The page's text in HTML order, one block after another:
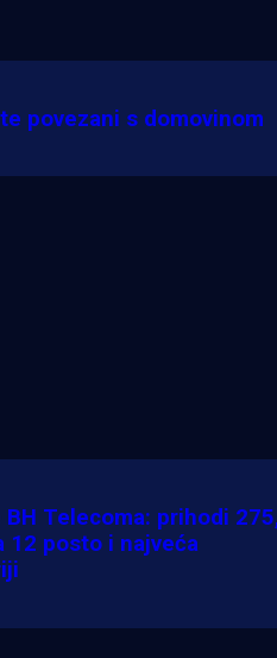
povezani s domovinom
Telecoma: prihodi
12 posto i najveća